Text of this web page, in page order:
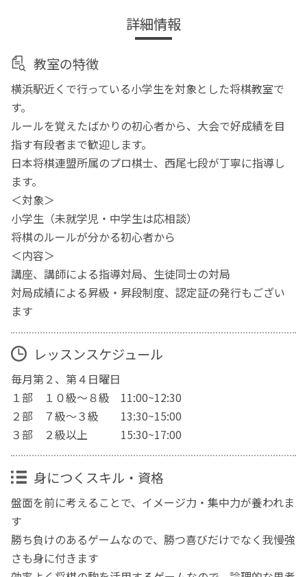
詳細情報
教室の特徴
横浜駅近くで行っている小学生を対象とした将棋教室で
す。
ルールを覚えたばかりの初心者から、大会で好成績を目
指す有段者まで歓迎します。
日本将棋連盟所属のプロ棋士、西尾七段が丁寧に指導し
ます。
＜対象＞
小学生（未就学児・中学生は応相談）
将棋のルールが分かる初心者から
＜内容＞
講座、講師による指導対局、生徒同士の対局
対局成績による昇級・昇段制度、認定証の発行もござい
ます
レッスンスケジュール
毎月第２、第４日曜日
１部 １０級～８級 11:00~12:30
２部 ７級～３級 13:30~15:00
３部 ２級以上 15:30~17:00
身につくスキル・資格
盤面を前に考えることで、イメージ力・集中力が養われま
す
勝ち負けのあるゲームなので、勝つ喜びだけでなく我慢強
さも身に付きます